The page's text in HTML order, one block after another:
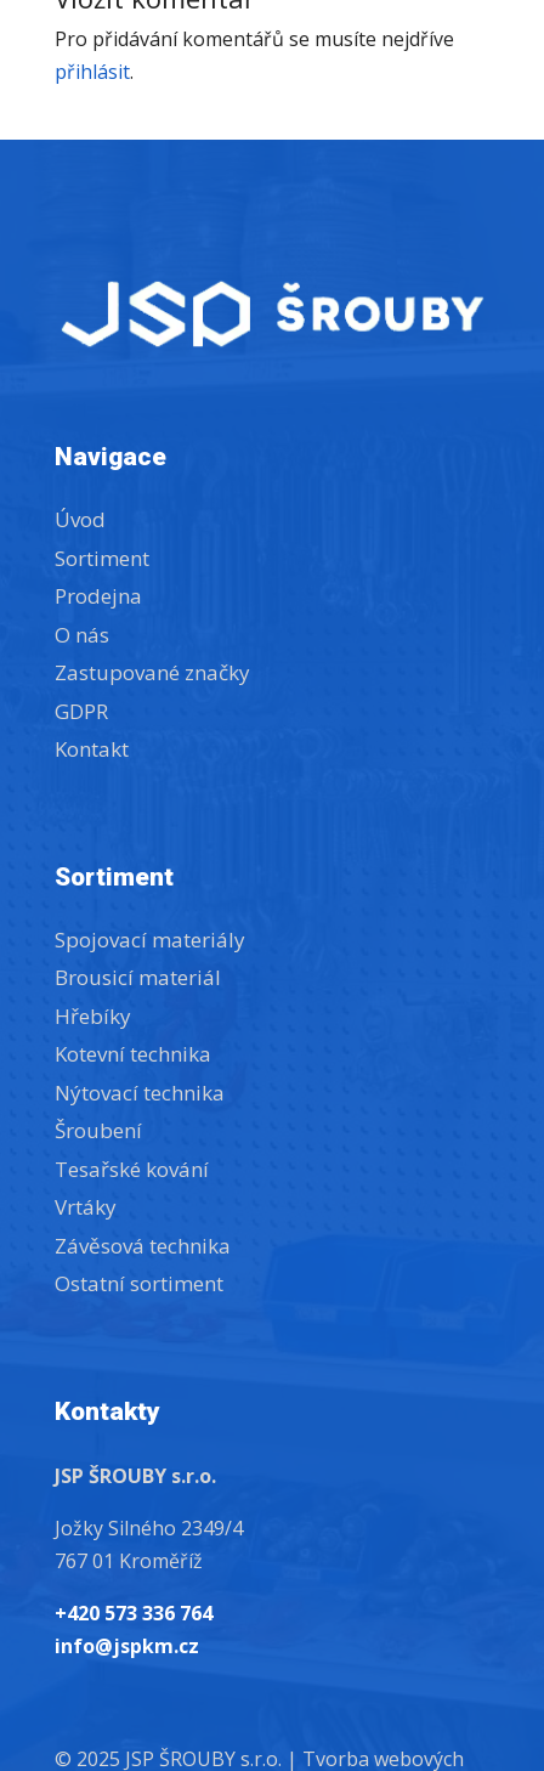
Pro přidávání komentářů se musíte nejdříve
přihlásit.
Navigace
Úvod
Sortiment
Prodejna
O nás
Zastupované značky
GDPR
Kontakt
Sortiment
Spojovací materiály
Brousicí materiál
Hřebíky
Kotevní technika
Nýtovací technika
Šroubení
Tesařské kování
Vrtáky
Závěsová technika
Ostatní sortiment
Kontakty
JSP ŠROUBY s.r.o.
Jožky Silného 2349/4
767 01 Kroměříž
+420 573 336 764
info@jspkm.cz
© 2025 JSP ŠROUBY s.r.o. | Tvorba webových